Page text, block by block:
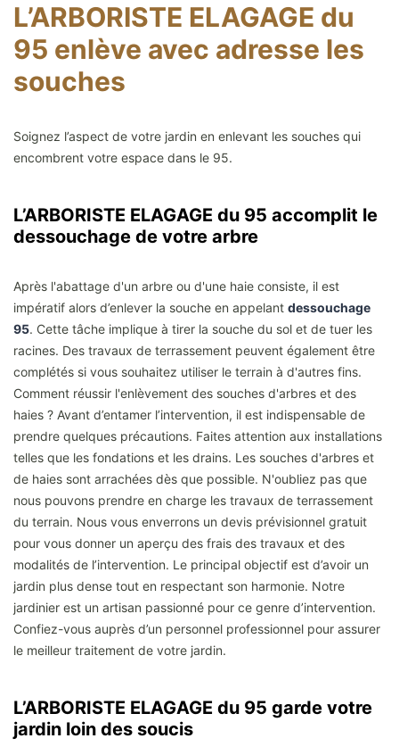
L’ARBORISTE ELAGAGE du
95 enlève avec adresse les
souches
Soignez l’aspect de votre jardin en enlevant les souches qui
encombrent votre espace dans le 95.
L’ARBORISTE ELAGAGE du 95 accomplit le
dessouchage de votre arbre
Après l'abattage d'un arbre ou d'une haie consiste, il est
impératif alors d’enlever la souche en appelant dessouchage
95. Cette tâche implique à tirer la souche du sol et de tuer les
racines. Des travaux de terrassement peuvent également être
complétés si vous souhaitez utiliser le terrain à d'autres fins.
Comment réussir l'enlèvement des souches d'arbres et des
haies ? Avant d’entamer l’intervention, il est indispensable de
prendre quelques précautions. Faites attention aux installations
telles que les fondations et les drains. Les souches d'arbres et
de haies sont arrachées dès que possible. N'oubliez pas que
nous pouvons prendre en charge les travaux de terrassement
du terrain. Nous vous enverrons un devis prévisionnel gratuit
pour vous donner un aperçu des frais des travaux et des
modalités de l’intervention. Le principal objectif est d’avoir un
jardin plus dense tout en respectant son harmonie. Notre
jardinier est un artisan passionné pour ce genre d’intervention.
Confiez-vous auprès d’un personnel professionnel pour assurer
le meilleur traitement de votre jardin.
L’ARBORISTE ELAGAGE du 95 garde votre
jardin loin des soucis